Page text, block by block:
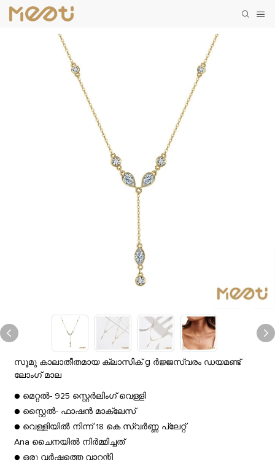
സൂമു കാലാതീതമായ ക്ലാസിക് g ർജ്ജസ്വരം ഡയമണ്ട്
ലോംഗ് മാല
● മെറ്റൽ- 925 സ്റ്റെർലിംഗ് വെള്ളി
● സ്റ്റൈൽ- ഫാഷൻ മാക്ലേസ്
● വെള്ളിയിൽ നിന്ന് 18 കെ സ്വർണ്ണ പ്ലേറ്റ്
Ana ചൈനയിൽ നിർമ്മിച്ചത്
● ഒരു വർഷത്തെ വാറന്റി